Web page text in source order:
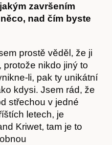
završením
nad čím byste
prostě věděl, že ji
protože nikdo jiný to
li, pak ty unikátní
kdysi. Jsem rád, že
střechou v jedné
letech, je
Kriwet, tam je to